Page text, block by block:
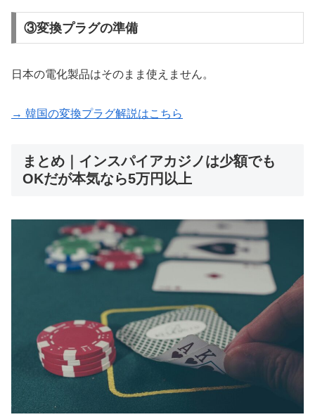
③変換プラグの準備
日本の電化製品はそのまま使えません。
→ 韓国の変換プラグ解説はこちら
まとめ｜インスパイアカジノは少額でも
OKだが本気なら5万円以上